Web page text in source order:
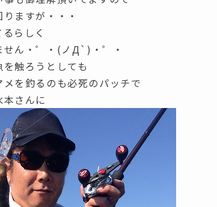
ますが・・・
らしく
せん・゜・(ノД`)・゜・
触ろうとしても
を釣るのも必死のパッチで
さんに